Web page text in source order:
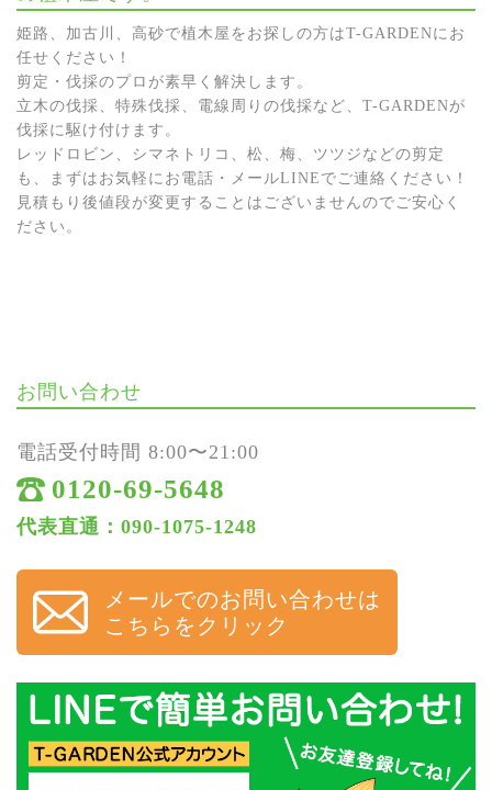
姫路、加古川、高砂で植木屋をお探しの方はT-GARDENにお
任せください！
剪定・伐採のプロが素早く解決します。
立木の伐採、特殊伐採、電線周りの伐採など、T-GARDENが
伐採に駆け付けます。
レッドロビン、シマネトリコ、松、梅、ツツジなどの剪定
も、まずはお気軽にお電話・メールLINEでご連絡ください！
見積もり後値段が変更することはございませんのでご安心く
ださい。
お問い合わせ
電話受付時間 8:00〜21:00
0120-69-5648
代表直通：090-1075-1248
メールでのお問い合わせは
こちらをクリック